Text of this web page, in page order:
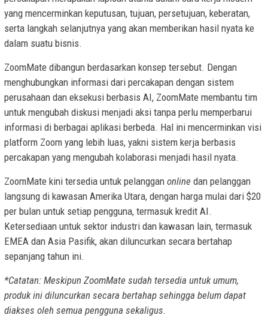
yang mencerminkan keputusan, tujuan, persetujuan, keberatan,
serta langkah selanjutnya yang akan memberikan hasil nyata ke
dalam suatu bisnis.
ZoomMate dibangun berdasarkan konsep tersebut. Dengan
menghubungkan informasi dari percakapan dengan sistem
perusahaan dan eksekusi berbasis AI, ZoomMate membantu tim
untuk mengubah diskusi menjadi aksi tanpa perlu memperbarui
informasi di berbagai aplikasi berbeda. Hal ini mencerminkan visi
platform Zoom yang lebih luas, yakni sistem kerja berbasis
percakapan yang mengubah kolaborasi menjadi hasil nyata.
ZoomMate kini tersedia untuk pelanggan online dan pelanggan
langsung di kawasan Amerika Utara, dengan harga mulai dari $20
per bulan untuk setiap pengguna, termasuk kredit AI.
Ketersediaan untuk sektor industri dan kawasan lain, termasuk
EMEA dan Asia Pasifik, akan diluncurkan secara bertahap
sepanjang tahun ini.
*Catatan: Meskipun ZoomMate sudah tersedia untuk umum,
produk ini diluncurkan secara bertahap sehingga belum dapat
diakses oleh semua pengguna sekaligus.